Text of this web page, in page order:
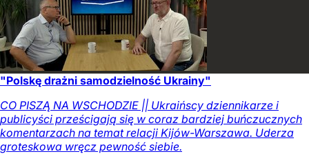
"Polskę drażni samodzielność Ukrainy"
CO PISZĄ NA WSCHODZIE || Ukraińscy dziennikarze i
publicyści prześcigają się w coraz bardziej buńczucznych
komentarzach na temat relacji Kijów-Warszawa. Uderza
groteskowa wręcz pewność siebie.